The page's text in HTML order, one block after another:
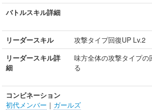
バトルスキル詳細
リーダースキル
攻撃タイプ回復UP Lv.2
リーダースキル詳
細
味方全体の攻撃タイプの
る
コンビネーション
初代メンバー ｜ ガールズ